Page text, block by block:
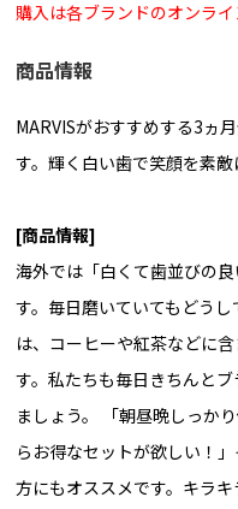
購入は各ブランドのオンラ
商品情報
MARVISがおすすめする3ヵ
す。輝く白い歯で笑顔を素敵
[商品情報]
海外では「白くて歯並びの
す。毎日磨いていてもどう
は、コーヒーや紅茶などに
す。私たちも毎日きちんと
ましょう。 「朝昼晩しっか
らお得なセットが欲しい！
方にもオススメです。キラ